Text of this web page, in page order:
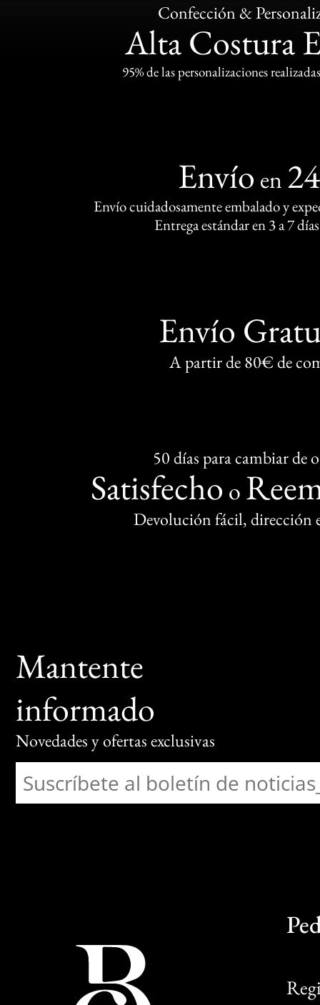
Confección &
Alta Costura
95% de las personalizaciones
Envío en
Envío cuidadosamente embalado y
Entrega estándar en 3 a 7
Envío
A partir de 80€ de
50 días para cambiar de
Satisfecho o
Devolución fácil, dirección
Mantente
informado
Novedades y ofertas exclusivas